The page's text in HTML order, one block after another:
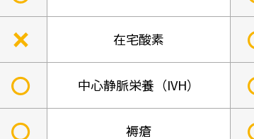
× 在宅酸素
○ 中心静脈栄養（IVH）
○ 褥瘡